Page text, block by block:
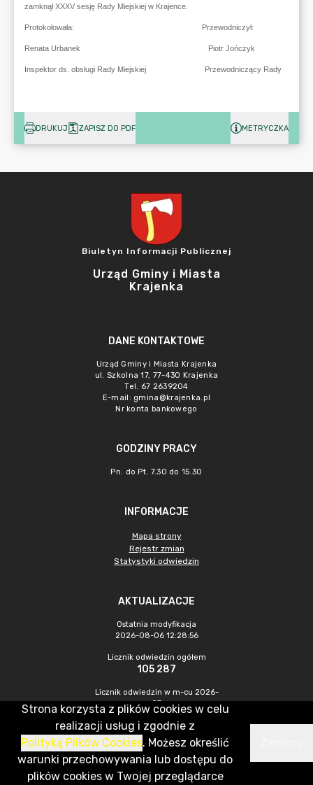
DRUKUJ ZAPISZ DO PDF METRYCZKA
Biuletyn Informacji Publicznej
Urząd Gminy i Miasta
Krajenka
DANE KONTAKTOWE
Urząd Gminy i Miasta Krajenka
ul. Szkolna 17, 77-430 Krajenka
Tel. 67 2639204
E-mail: gmina@krajenka.pl
Nr konta bankowego
GODZINY PRACY
Pn. do Pt. 7.30 do 15.30
INFORMACJE
Mapa strony
Rejestr zmian
Statystyki odwiedzin
AKTUALIZACJE
Ostatnia modyfikacja
2026-08-06 12:28:56
Licznik odwiedzin ogółem
105 287
Licznik odwiedzin w m-cu 2026-
07
663
CMS & Hosting: Nefeni Sp. z o.o.
Strona korzysta z plików cookies w celu
realizacji usług i zgodnie z
Polityką Plików Cookies. Możesz określić
warunki przechowywania lub dostępu do
plików cookies w Twojej przeglądarce